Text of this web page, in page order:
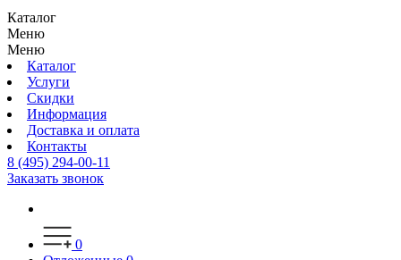
Каталог
Меню
Меню
Каталог
Услуги
Скидки
Информация
Доставка и оплата
Контакты
8 (495) 294-00-11
Заказать звонок
0